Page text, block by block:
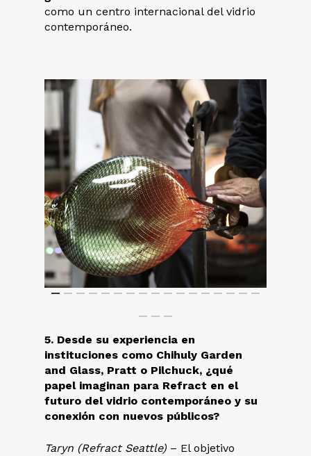
como un centro internacional del vidrio
contemporáneo.
5. Desde su experiencia en
instituciones como Chihuly Garden
and Glass, Pratt o Pilchuck, ¿qué
papel imaginan para Refract en el
futuro del vidrio contemporáneo y su
conexión con nuevos públicos?
Taryn (Refract Seattle) – El objetivo